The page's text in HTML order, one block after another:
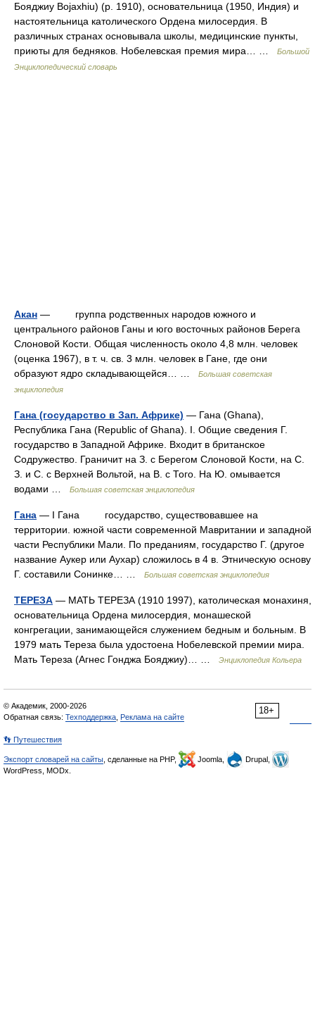
Бояджиу Bojaxhiu) (р. 1910), основательница (1950, Индия) и
настоятельница католического Ордена милосердия. В
различных странах основывала школы, медицинские пункты,
приюты для бедняков. Нобелевская премия мира… …
Большой
Энциклопедический словарь
Акан — группа родственных народов южного и
центрального районов Ганы и юго восточных районов Берега
Слоновой Кости. Общая численность около 4,8 млн. человек
(оценка 1967), в т. ч. св. 3 млн. человек в Гане, где они
образуют ядро складывающейся… …
Большая советская
энциклопедия
Гана (государство в Зап. Африке) — Гана (Ghana),
Республика Гана (Republic of Ghana). I. Общие сведения Г.
государство в Западной Африке. Входит в британское
Содружество. Граничит на З. с Берегом Слоновой Кости, на С.
З. и С. с Верхней Вольтой, на В. с Того. На Ю. омывается
водами …
Большая советская энциклопедия
Гана — I Гана государство, существовавшее на
территории. южной части современной Мавритании и западной
части Республики Мали. По преданиям, государство Г. (другое
название Аукер или Аухар) сложилось в 4 в. Этническую основу
Г. составили Сонинке… …
Большая советская энциклопедия
ТЕРЕЗА — МАТЬ ТЕРЕЗА (1910 1997), католическая монахиня,
основательница Ордена милосердия, монашеской
конгрегации, занимающейся служением бедным и больным. В
1979 мать Тереза была удостоена Нобелевской премии мира.
Мать Тереза (Агнес Гонджа Бояджиу)… …
Энциклопедия Кольера
18+
© Академик, 2000-2026
Обратная связь: Техподдержка Реклама на сайте
👣 Путешествия
Экспорт словарей на сайты , сделанные на PHP, Joomla,
Drupal,
WordPress, MODx.